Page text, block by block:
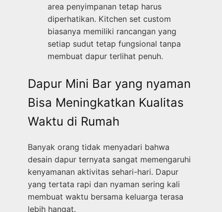
area penyimpanan tetap harus
diperhatikan. Kitchen set custom
biasanya memiliki rancangan yang
setiap sudut tetap fungsional tanpa
membuat dapur terlihat penuh.
Dapur Mini Bar yang nyaman
Bisa Meningkatkan Kualitas
Waktu di Rumah
Banyak orang tidak menyadari bahwa
desain dapur ternyata sangat memengaruhi
kenyamanan aktivitas sehari-hari. Dapur
yang tertata rapi dan nyaman sering kali
membuat waktu bersama keluarga terasa
lebih hangat.